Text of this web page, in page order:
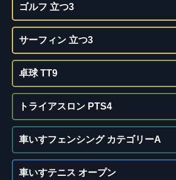
ゴルフ 立つ3
サーフィン 立つ3
卓球 TT9
トライアスロン PTS4
車いすフェンシング カテゴリーA
車いすテニス オープン